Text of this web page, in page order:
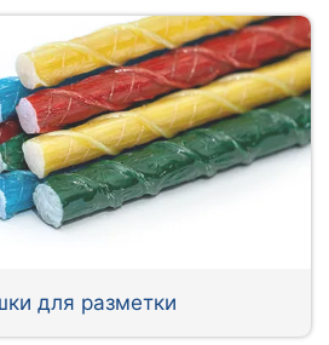
для разметки